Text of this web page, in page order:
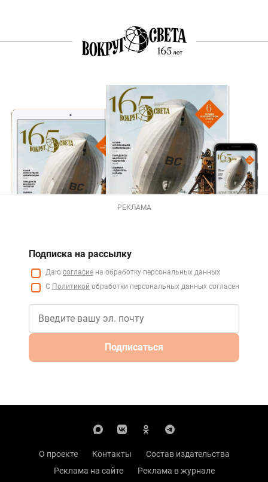
РЕКЛАМА
Подписка на рассылку
Даю согласие на обработку персональных данных
С Политикой обработки персональных данных согласен
Подписаться
О проекте Контакты
Состав издательства
Реклама на сайте
Реклама в журнале